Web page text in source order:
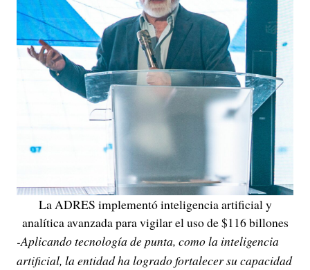
La ADRES implementó inteligencia artificial y
analítica avanzada para vigilar el uso de $116 billones
-Aplicando tecnología de punta, como la inteligencia
artificial, la entidad ha logrado fortalecer su capacidad